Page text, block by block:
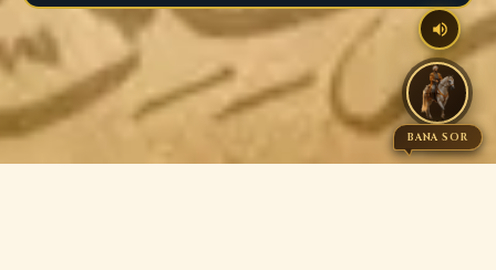
BANA SOR